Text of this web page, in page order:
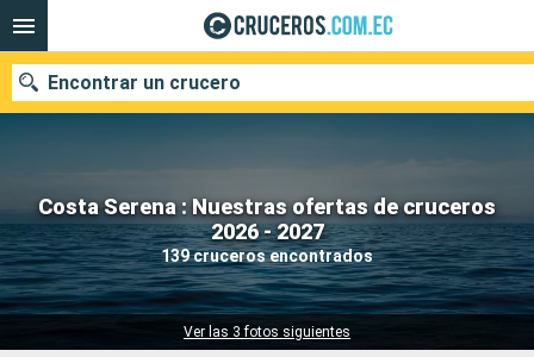
Costa Serena : Nuestras ofertas de cruceros
2026 - 2027
139 cruceros encontrados
Ver las 3 fotos siguientes
Encontrar un crucero
Nuestros destinos
Fecha de salida